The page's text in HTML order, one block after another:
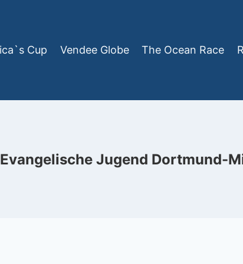
Cup Vendee Globe The Ocean Race
Evangelische Jugend Dortmund-